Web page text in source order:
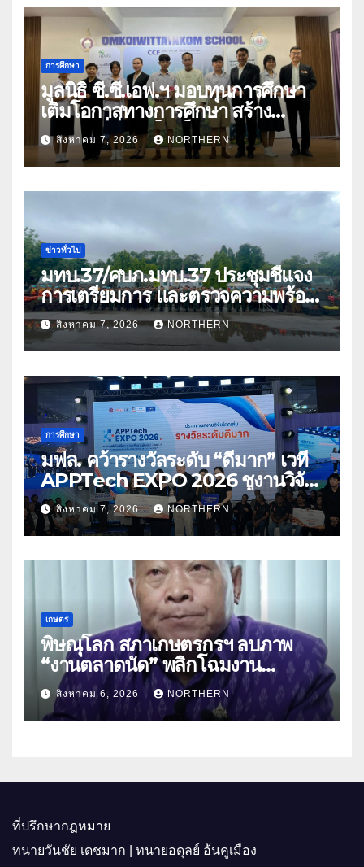
การศึกษา
มูลนิธิ ซี.ซี.เอฟ.ฯ มอบทุนการศึกษา
เติมโอกาสทางการศึกษา สร้าง
อนาคตที่มั่นคงให้เด็กและเยาวชน
ด้อยโอกาส
สิงหาคม 7, 2026 NORTHERN
ข่าวทั่วไป
มทบ.37/ศบภ.มทบ.37 ประชุมชี้แจง
การเตรียมการ และตรวจความพร้อม
ด้านการบรรเทาสาธารณภัย
สิงหาคม 7, 2026 NORTHERN
การศึกษา
มฟล. คว้ารางวัลระดับ “ดีมาก” เวที
APPTech EXPO 2026 ชูงานวิจัย
สมุนไพร ขับเคลื่อนนวัตกรรมสู่เชิง
พาณิชย์
สิงหาคม 7, 2026 NORTHERN
เกษตร
พิษณุโลก สภาเกษตรกรฯ ลบภาพ
“งานตลาดนัด” พลิกโฉมงาน
“เกษตรรุ่งเรืองเมืองสองแคว 69” มุ่ง
ประโยชน์เกษตรกร ดึงนวัตกรรม-จับ
คู่ธุรกิจดันสินค้าเกษตรสู่สากล (คลิป)
สิงหาคม 6, 2026 NORTHERN
ที่ปรึกษากฎหมาย
ทนายวันชัย เดชมาก | ทนายอดุลย์ อ้นคูเมือง